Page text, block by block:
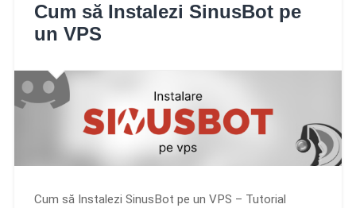
Cum să Instalezi SinusBot pe
un VPS
Cum să Instalezi SinusBot pe un VPS – Tutorial